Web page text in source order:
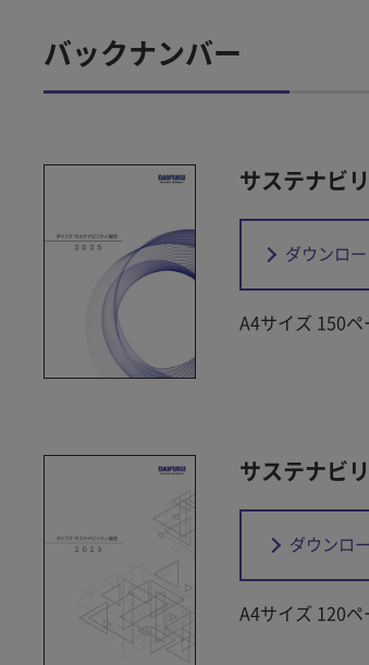
バックナンバー
サステナビ
ダウンロ
A4サイズ 150ペ
サステナビ
ダウンロ
A4サイズ 120ペ